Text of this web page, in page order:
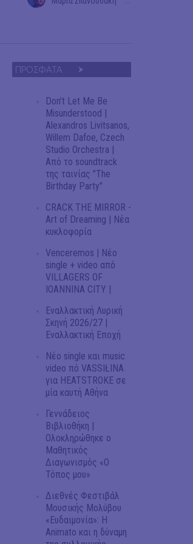
ΠΡΟΣΦΑΤΑ
Don't Let Me Be
Misunderstood |
Alexandros Livitsanos,
Willem Dafoe, Czech
Studio Orchestra |
Από το soundtrack
της ταινίας "The
Birthday Party"
CRACK THE MIRROR -
Art of Dreaming | Νέα
κυκλοφορία
Venceremos | Νέο
single + video από
VILLAGERS OF
IOANNINA CITY |
Εναλλακτική Λυρική
Σκηνή 2026/27 |
Εναλλακτική Εποχή
Νέο single και music
video πό VASSIŁINA
για HEATSTROKE σε
μία καυτή Αθήνα
Γεννάδειος
Βιβλιοθήκη |
Ολοκληρώθηκε ο
Μαθητικός
Διαγωνισμός «Ο
Τόπος μου»
Διεθνές Φεστιβάλ
Μουσικής Μολύβου
«Ευδαιμονία»: Η
Animato και η δύναμη